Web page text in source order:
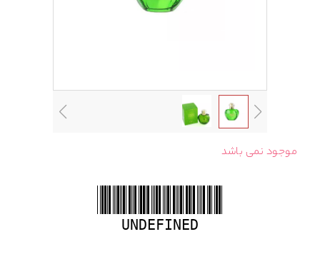
موجود نمی باشد
UNDEFINED